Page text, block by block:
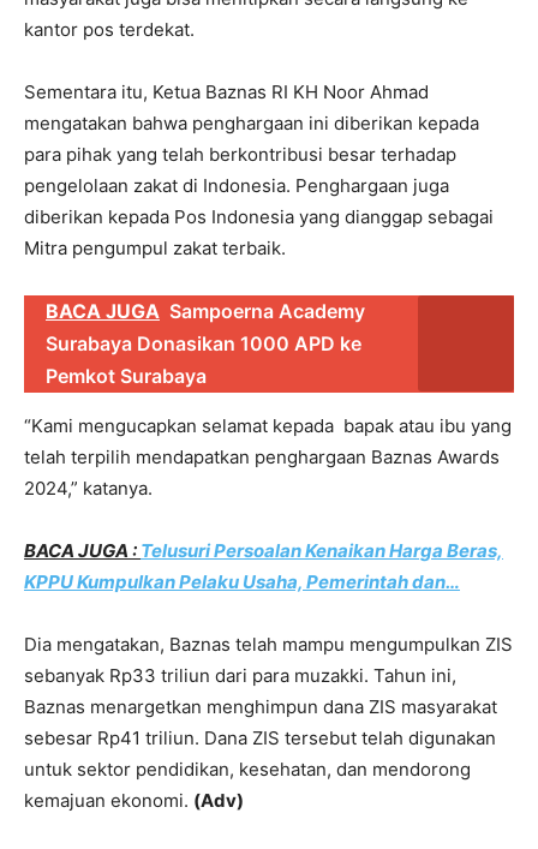
kantor pos terdekat.
Sementara itu, Ketua Baznas RI KH Noor Ahmad
mengatakan bahwa penghargaan ini diberikan kepada
para pihak yang telah berkontribusi besar terhadap
pengelolaan zakat di Indonesia. Penghargaan juga
diberikan kepada Pos Indonesia yang dianggap sebagai
Mitra pengumpul zakat terbaik.
BACA JUGA Sampoerna Academy
Surabaya Donasikan 1000 APD ke
Pemkot Surabaya
“Kami mengucapkan selamat kepada bapak atau ibu yang
telah terpilih mendapatkan penghargaan Baznas Awards
2024,” katanya.
BACA JUGA : Telusuri Persoalan Kenaikan Harga Beras,
KPPU Kumpulkan Pelaku Usaha, Pemerintah dan…
Dia mengatakan, Baznas telah mampu mengumpulkan ZIS
sebanyak Rp33 triliun dari para muzakki. Tahun ini,
Baznas menargetkan menghimpun dana ZIS masyarakat
sebesar Rp41 triliun. Dana ZIS tersebut telah digunakan
untuk sektor pendidikan, kesehatan, dan mendorong
kemajuan ekonomi. (Adv)